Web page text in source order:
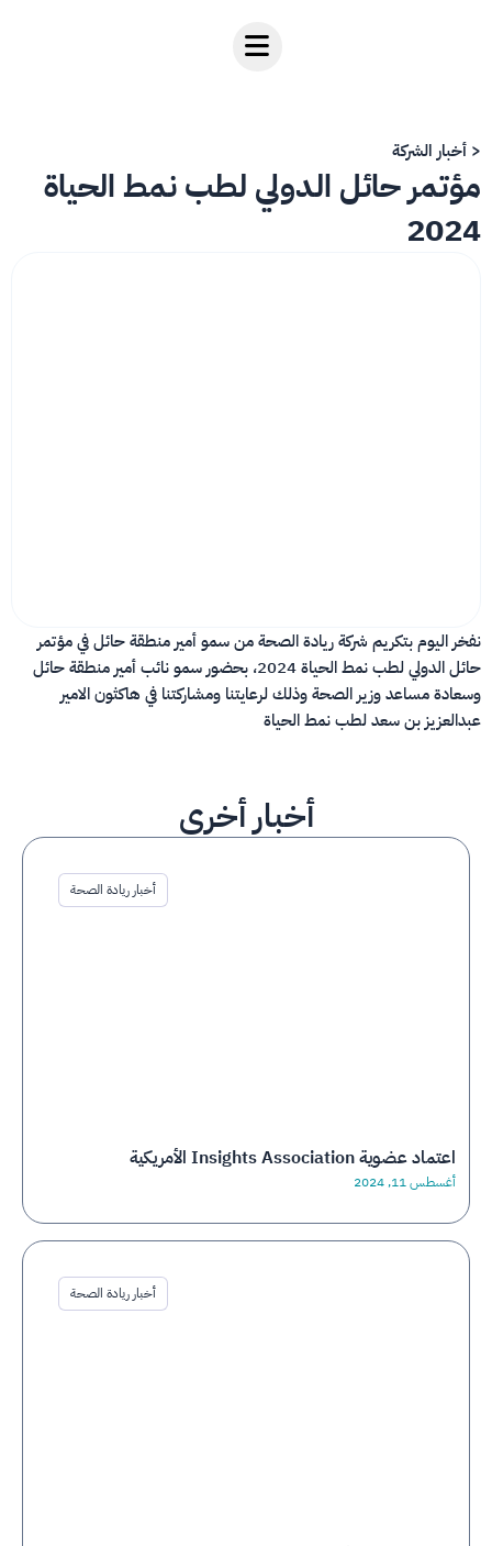
< أخبار الشركة
مؤتمر حائل الدولي لطب نمط الحياة
2024
نفخر اليوم بتكريم شركة ريادة الصحة من سمو أمير منطقة حائل في مؤتمر
حائل الدولي لطب نمط الحياة 2024، بحضور سمو نائب أمير منطقة حائل
وسعادة مساعد وزير الصحة وذلك لرعايتنا ومشاركتنا في هاكثون الامير
عبدالعزيز بن سعد لطب نمط الحياة
أخبار أخرى
أخبار ريادة الصحة
اعتماد عضوية Insights Association الأمريكية
أغسطس 11, 2024
أخبار ريادة الصحة